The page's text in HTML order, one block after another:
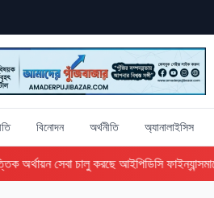
বিনোদন অর্থনীতি অ্যানালাইসিস
অর্থায়ন সেবা চালু করছে আইপিডিসি ফাইন্যান্স